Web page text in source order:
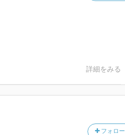
詳細をみる
フォロー